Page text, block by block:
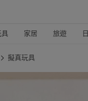
具 家居 旅遊
擬真玩具